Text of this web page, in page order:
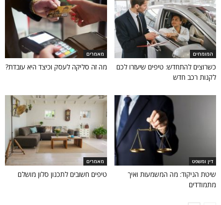
המומחים
כשרוצים להתחדש: טיפים שיעזרו לכם
לקנות רכב חדש
מאמרים
מה זה סליקה לעסק וכיצד היא עובדת?
דין ומשפט
שיטת הניקוד: מה המשמעות ואיך
מתמודדים
מאמרים
טיפים חשובים לתכנון סלון מושלם